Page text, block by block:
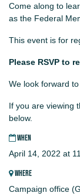
Come along to
as the Federal
This event is for
Please RSVP to
We look forward
If you are viewing
below.
WHEN
April 14, 2022 at
WHERE
Campaign office